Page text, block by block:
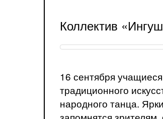
Коллектив
16 сентября
традиционного
народного танца.